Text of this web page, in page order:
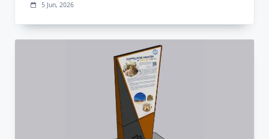
5 Jun, 2026